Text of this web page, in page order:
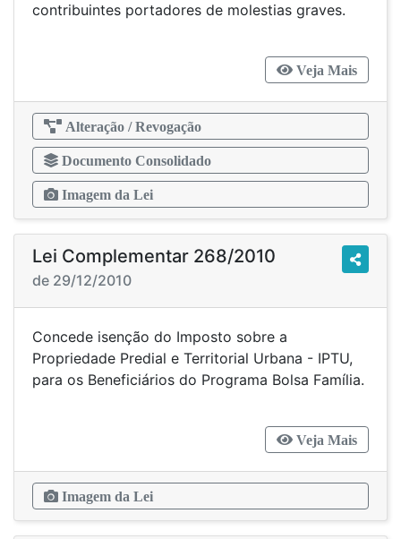
contribuintes portadores de molestias graves.
Veja Mais
Alteração / Revogação
Documento Consolidado
Imagem da Lei
Lei Complementar 268/2010
de 29/12/2010
Concede isenção do Imposto sobre a
Propriedade Predial e Territorial Urbana - IPTU,
para os Beneficiários do Programa Bolsa Família.
Veja Mais
Imagem da Lei